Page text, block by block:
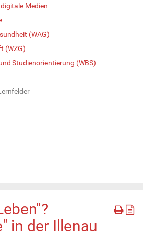
Medien
(WAG)
(WZG)
Studienorientierung (WBS)
in der Illenau